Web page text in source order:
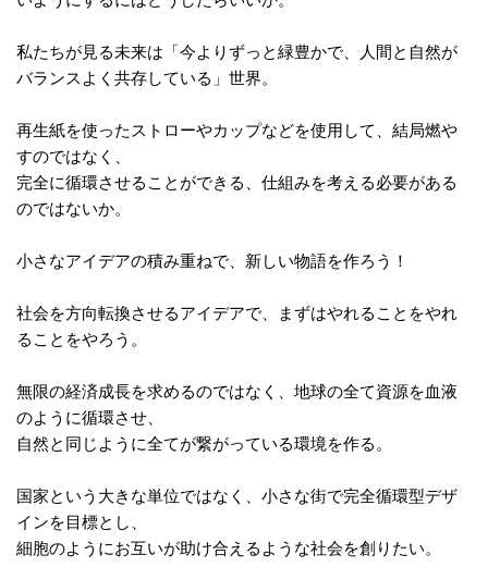
私たちが見る未来は「今よりずっと緑豊かで、人間と自然が
バランスよく共存している」世界。
再生紙を使ったストローやカップなどを使用して、結局燃や
すのではなく、
完全に循環させることができる、仕組みを考える必要がある
のではないか。
小さなアイデアの積み重ねで、新しい物語を作ろう！
社会を方向転換させるアイデアで、まずはやれることをやれ
ることをやろう。
無限の経済成長を求めるのではなく、地球の全て資源を血液
のように循環させ、
自然と同じように全てが繋がっている環境を作る。
国家という大きな単位ではなく、小さな街で完全循環型デザ
インを目標とし、
細胞のようにお互いが助け合えるような社会を創りたい。